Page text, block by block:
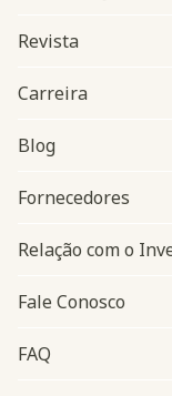
Navegação do rodapé
Revista
Carreira
Blog
Fornecedores
Relação com o
Fale Conosco
FAQ